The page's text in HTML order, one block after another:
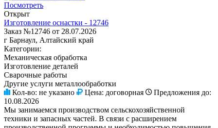
Посмотреть
Открыт
Изготовление оснастки - 12746
Заказ №12746 от 28.07.2026
г Барнаул, Алтайский край
Категории:
Механическая обработка
Изготовление деталей
Сварочные работы
Другие услуги металлообработки
Кол-во: не указано Цена: договорная
Предложения до:
10.08.2026
Мы занимаемся производством сельскохозяйственной
техники и запасных частей. В связи с расширением